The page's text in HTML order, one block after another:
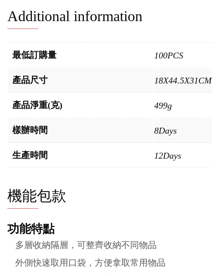
Additional information
最低訂購量 100PCS
產品尺寸 18X44.5X31CM
產品淨重(克) 499g
樣辦時間 8Days
生產時間 12Days
機能包款
功能特點
多層收納隔層，可整齊收納不同物品
外側快速取用口袋，方便拿取常用物品